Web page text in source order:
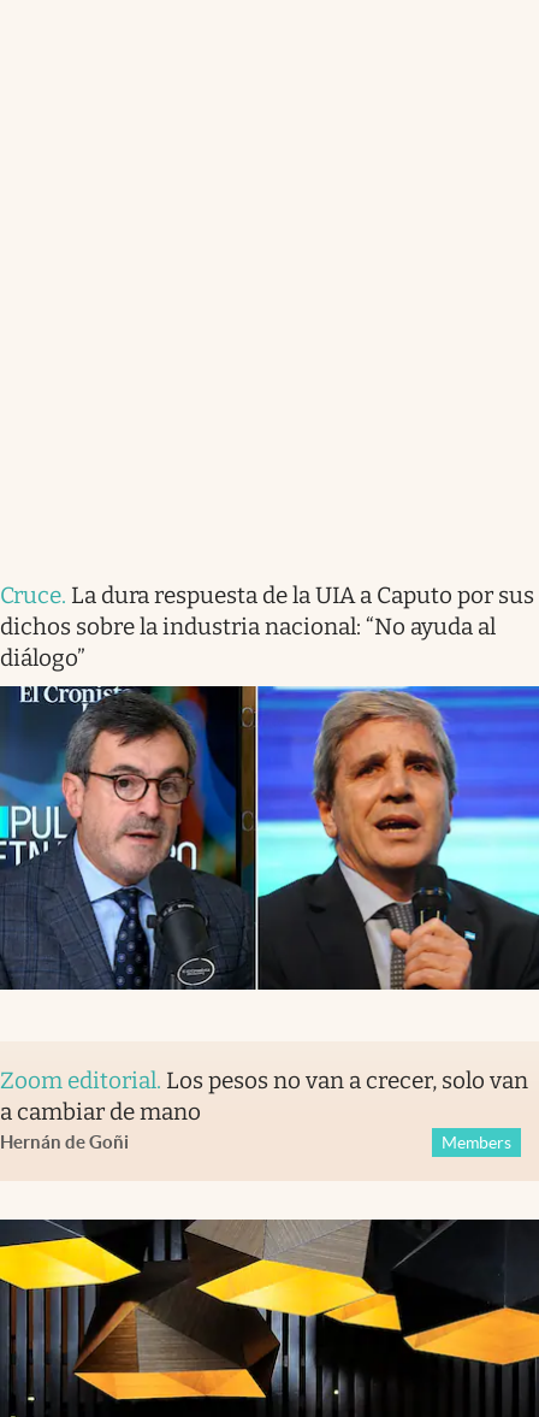
Cruce. La dura respuesta de la UIA a Caputo por sus
dichos sobre la industria nacional: “No ayuda al
diálogo”
Zoom editorial. Los pesos no van a crecer, solo van
a cambiar de mano
Hernán de Goñi Members